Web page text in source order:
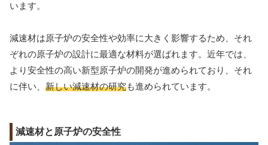
います。
減速材は原子炉の安全性や効率に大きく影響するため、それ
ぞれの原子炉の設計に最適な材料が選ばれます。近年では、
より安全性の高い新型原子炉の開発が進められており、それ
に伴い、 新しい減速材の研究も進められています。
減速材と原子炉の安全性